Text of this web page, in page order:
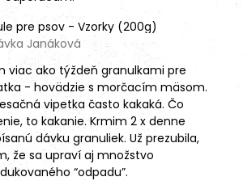
pre psov - Vzorky (200g)
produktu je 4 z 5 hviezdičiek.
Janáková
viac ako týždeň granulkami pre
- hovädzie s morčacím mäsom.
vipetka často kakaká. Čo
to kakanie. Krmim 2 x denne
dávku granuliek. Už prezubila,
že sa upraví aj množstvo
“odpadu”.